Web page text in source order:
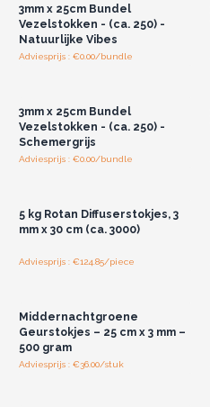
3mm x 25cm Bundel
Vezelstokken - (ca. 250) -
Natuurlijke Vibes
Adviesprijs : €0.00/bundle
3mm x 25cm Bundel
Vezelstokken - (ca. 250) -
Schemergrijs
Adviesprijs : €0.00/bundle
5 kg Rotan Diffuserstokjes, 3
mm x 30 cm (ca. 3000)
Adviesprijs : €124.85/piece
Middernachtgroene
Geurstokjes – 25 cm x 3 mm –
500 gram
Adviesprijs : €36.00/stuk